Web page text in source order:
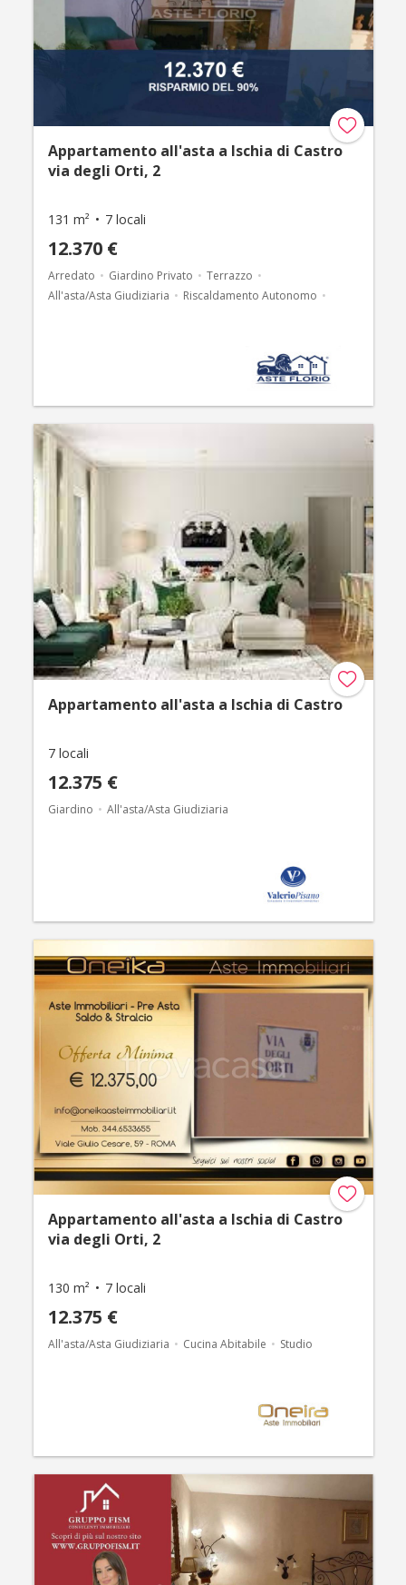
Appartamento all'asta a Ischia di Castro
via degli Orti, 2
131 m² 7 locali
12.370 €
Arredato Giardino Privato
Terrazzo
All'asta/Asta Giudiziaria
Riscaldamento Autonomo
Appartamento all'asta a Ischia di Castro
7 locali
12.375 €
Giardino All'asta/Asta Giudiziaria
Appartamento all'asta a Ischia di Castro
via degli Orti, 2
130 m² 7 locali
12.375 €
All'asta/Asta Giudiziaria Cucina Abitabile Studio